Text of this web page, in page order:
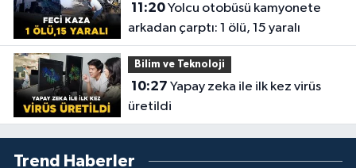
11:20Yolcu otobüsü kamyonete
arkadan çarptı: 1 ölü, 15 yaralı
Bilim ve Teknoloji
10:27
üretildi
Trend Haberler